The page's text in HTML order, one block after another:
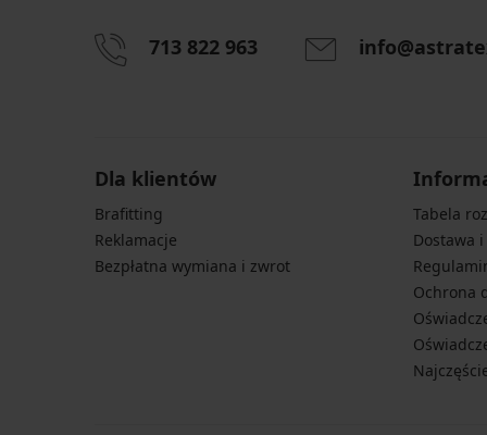
713 822 963
Dla klientów
Brafitting
Reklamacje
Bezpłatna wymiana i zwrot
Tabela
Dostawa i
Ochrona